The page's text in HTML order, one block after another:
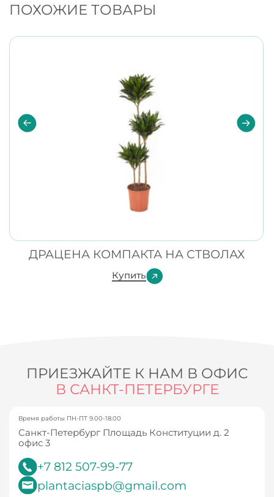
ПОХОЖИЕ ТОВАРЫ
ДРАЦЕНА КОМПАКТА НА СТВОЛАХ
Купить
ПРИЕЗЖАЙТЕ К НАМ В ОФИС
В САНКТ-ПЕТЕРБУРГЕ
Время работы ПН-ПТ 9.00-18.00
Санкт-Петербург Площадь Конституции д. 2
офис 3
+7 812 507-99-77
plantaciaspb@gmail.com